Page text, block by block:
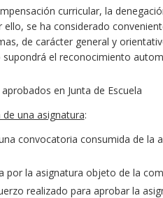
curricular, la
se ha considerado
de carácter general y
el reconocimiento
aprobados en Junta de Escuela
una asignatura:
convocatoria consumida de la
por la asignatura objeto de la
realizado para aprobar la